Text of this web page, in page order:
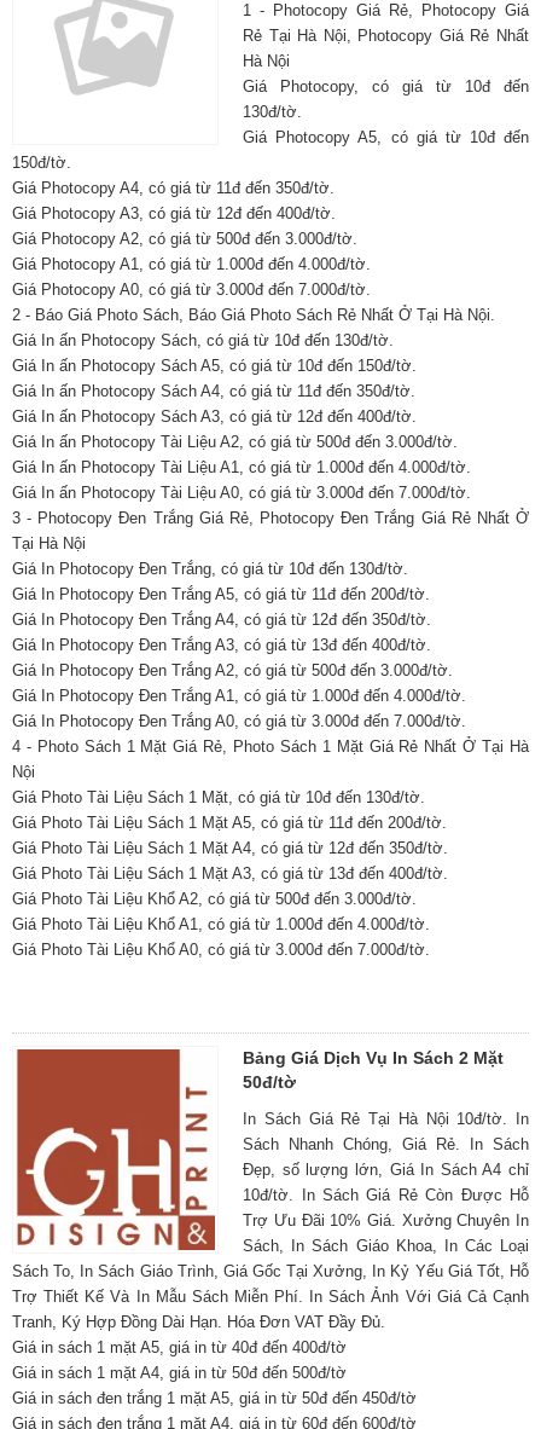
1 - Photocopy Giá Rẻ, Photocopy Giá
Rẻ Tại Hà Nội, Photocopy Giá Rẻ Nhất
Hà Nội
Giá Photocopy, có giá từ 10đ đến
130đ/tờ.
Giá Photocopy A5, có giá từ 10đ đến
150đ/tờ.
Giá Photocopy A4, có giá từ 11đ đến 350đ/tờ.
Giá Photocopy A3, có giá từ 12đ đến 400đ/tờ.
Giá Photocopy A2, có giá từ 500đ đến 3.000đ/tờ.
Giá Photocopy A1, có giá từ 1.000đ đến 4.000đ/tờ.
Giá Photocopy A0, có giá từ 3.000đ đến 7.000đ/tờ.
2 - Báo Giá Photo Sách, Báo Giá Photo Sách Rẻ Nhất Ở Tại Hà Nội.
Giá In ấn Photocopy Sách, có giá từ 10đ đến 130đ/tờ.
Giá In ấn Photocopy Sách A5, có giá từ 10đ đến 150đ/tờ.
Giá In ấn Photocopy Sách A4, có giá từ 11đ đến 350đ/tờ.
Giá In ấn Photocopy Sách A3, có giá từ 12đ đến 400đ/tờ.
Giá In ấn Photocopy Tài Liệu A2, có giá từ 500đ đến 3.000đ/tờ.
Giá In ấn Photocopy Tài Liệu A1, có giá từ 1.000đ đến 4.000đ/tờ.
Giá In ấn Photocopy Tài Liệu A0, có giá từ 3.000đ đến 7.000đ/tờ.
3 - Photocopy Đen Trắng Giá Rẻ, Photocopy Đen Trắng Giá Rẻ Nhất Ở
Tại Hà Nội
Giá In Photocopy Đen Trắng, có giá từ 10đ đến 130đ/tờ.
Giá In Photocopy Đen Trắng A5, có giá từ 11đ đến 200đ/tờ.
Giá In Photocopy Đen Trắng A4, có giá từ 12đ đến 350đ/tờ.
Giá In Photocopy Đen Trắng A3, có giá từ 13đ đến 400đ/tờ.
Giá In Photocopy Đen Trắng A2, có giá từ 500đ đến 3.000đ/tờ.
Giá In Photocopy Đen Trắng A1, có giá từ 1.000đ đến 4.000đ/tờ.
Giá In Photocopy Đen Trắng A0, có giá từ 3.000đ đến 7.000đ/tờ.
4 - Photo Sách 1 Mặt Giá Rẻ, Photo Sách 1 Mặt Giá Rẻ Nhất Ở Tại Hà
Nội
Giá Photo Tài Liệu Sách 1 Mặt, có giá từ 10đ đến 130đ/tờ.
Giá Photo Tài Liệu Sách 1 Mặt A5, có giá từ 11đ đến 200đ/tờ.
Giá Photo Tài Liệu Sách 1 Mặt A4, có giá từ 12đ đến 350đ/tờ.
Giá Photo Tài Liệu Sách 1 Mặt A3, có giá từ 13đ đến 400đ/tờ.
Giá Photo Tài Liệu Khổ A2, có giá từ 500đ đến 3.000đ/tờ.
Giá Photo Tài Liệu Khổ A1, có giá từ 1.000đ đến 4.000đ/tờ.
Giá Photo Tài Liệu Khổ A0, có giá từ 3.000đ đến 7.000đ/tờ.
Bảng Giá Dịch Vụ In Sách 2 Mặt
50đ/tờ
In Sách Giá Rẻ Tại Hà Nội 10đ/tờ. In
Sách Nhanh Chóng, Giá Rẻ. In Sách
Đẹp, số lượng lớn, Giá In Sách A4 chỉ
10đ/tờ. In Sách Giá Rẻ Còn Được Hỗ
Trợ Ưu Đãi 10% Giá. Xưởng Chuyên In
Sách, In Sách Giáo Khoa, In Các Loại
Sách To, In Sách Giáo Trình, Giá Gốc Tại Xưởng, In Kỷ Yếu Giá Tốt, Hỗ
Trợ Thiết Kế Và In Mẫu Sách Miễn Phí. In Sách Ảnh Với Giá Cả Cạnh
Tranh, Ký Hợp Đồng Dài Hạn. Hóa Đơn VAT Đầy Đủ.
Giá in sách 1 mặt A5, giá in từ 40đ đến 400đ/tờ
Giá in sách 1 mặt A4, giá in từ 50đ đến 500đ/tờ
Giá in sách đen trắng 1 mặt A5, giá in từ 50đ đến 450đ/tờ
Giá in sách đen trắng 1 mặt A4, giá in từ 60đ đến 600đ/tờ